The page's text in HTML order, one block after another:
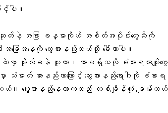
င့် ပါ။
တ်နဲ့ အခြား ခန္ဓာကိုယ် အစိတ်အပိုင်းတွေဆီကို
အနေကို သွေးအားနည်းတယ်လို့ ခေါ်တာပါ။
မှာ မိုက်ခနဲ မူးတာ၊ အားမရှိသလို ခံစားရတာမျိုးတွေ
ဓာတ် အားနည်းတာကြောင့် သွေးအားနည်းရောဂါကို ခံစားရ
တယ်။ သွေးအားနည်းနေတာကလည်း တစ်ချိန်လုံး ချမ်းတယ်